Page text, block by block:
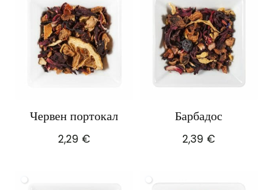
Червен портокал
2,29 €
Барбадос
2,39 €